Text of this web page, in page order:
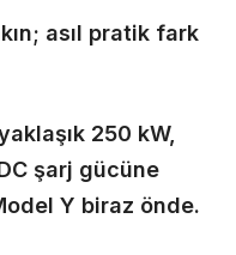
asıl pratik fark
250 kW,
şarj gücüne
Y biraz önde.